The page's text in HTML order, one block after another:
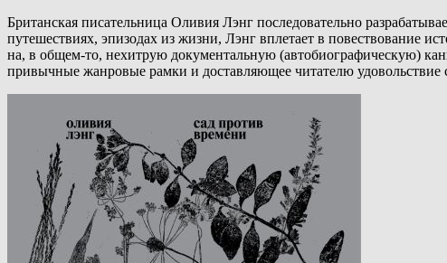
Британская писательница Оливия Лэнг последовательно
путешествиях, эпизодах из жизни, Лэнг вплетает в повествование
на, в общем-то, нехитрую документальную (автобиографическую)
привычные жанровые рамки и доставляющее читателю удовольствие